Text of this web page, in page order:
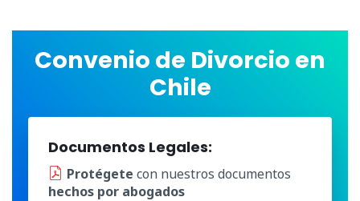
Convenio de Divorcio en
Chile
Documentos Legales:
Protégete con nuestros documentos
hechos por abogados